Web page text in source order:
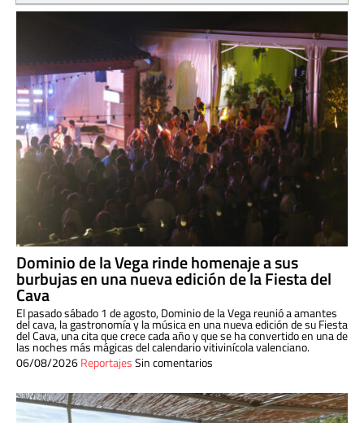
Dominio de la Vega rinde homenaje a sus
burbujas en una nueva edición de la Fiesta del
Cava
El pasado sábado 1 de agosto, Dominio de la Vega reunió a amantes
del cava, la gastronomía y la música en una nueva edición de su Fiesta
del Cava, una cita que crece cada año y que se ha convertido en una de
las noches más mágicas del calendario vitivinícola valenciano.
06/08/2026ReportajesSin comentarios